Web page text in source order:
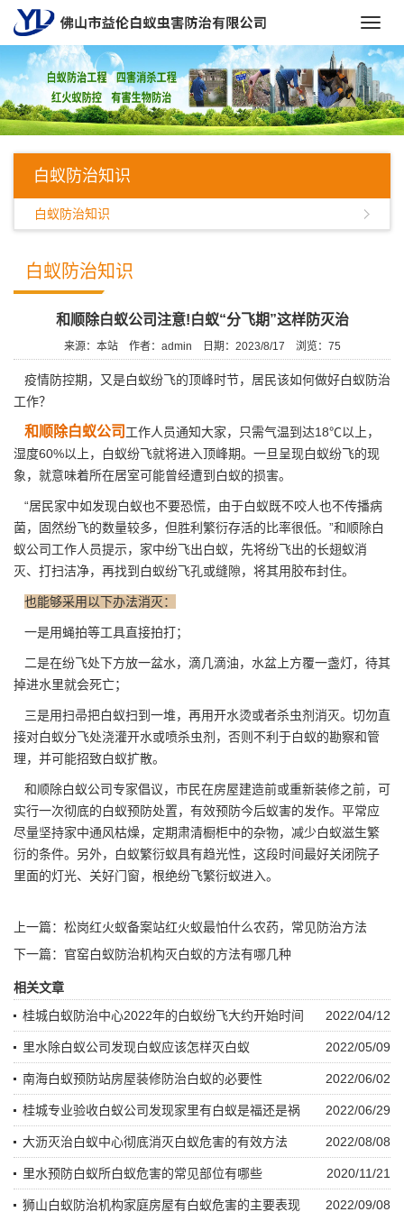
白蚁防治知识
白蚁防治知识
白蚁防治知识
和顺除白蚁公司注意!白蚁“分飞期”这样防灭治
来源：本站 作者：admin 日期：2023/8/17 浏览： 75
疫情防控期，又是白蚁纷飞的顶峰时节，居民该如何做好白蚁防治
工作？
和顺除白蚁公司 工作人员通知大家，只需气温到达18℃以上，
湿度60%以上，白蚁纷飞就将进入顶峰期。一旦呈现白蚁纷飞的现
象，就意味着所在居室可能曾经遭到白蚁的损害。
“居民家中如发现白蚁也不要恐慌，由于白蚁既不咬人也不传播病
菌，固然纷飞的数量较多，但胜利繁衍存活的比率很低。”和顺除白
蚁公司工作人员提示，家中纷飞出白蚁，先将纷飞出的长翅蚁消
灭、打扫洁净，再找到白蚁纷飞孔或缝隙，将其用胶布封住。
也能够采用以下办法消灭：
一是用蝇拍等工具直接拍打；
二是在纷飞处下方放一盆水，滴几滴油，水盆上方覆一盏灯，待其
掉进水里就会死亡；
三是用扫帚把白蚁扫到一堆，再用开水烫或者杀虫剂消灭。切勿直
接对白蚁分飞处浇灌开水或喷杀虫剂，否则不利于白蚁的勘察和管
理，并可能招致白蚁扩散。
和顺除白蚁公司专家倡议，市民在房屋建造前或重新装修之前，可
实行一次彻底的白蚁预防处置，有效预防今后蚁害的发作。平常应
尽量坚持家中通风枯燥，定期肃清橱柜中的杂物，减少白蚁滋生繁
衍的条件。另外，白蚁繁衍蚁具有趋光性，这段时间最好关闭院子
里面的灯光、关好门窗，根绝纷飞繁衍蚁进入。
上一篇： 松岗红火蚁备案站红火蚁最怕什么农药，常见防治方法
下一篇： 官窑白蚁防治机构灭白蚁的方法有哪几种
相关文章
2022/04/12
桂城白蚁防治中心2022年的白蚁纷飞大约开始时间
2022/05/09
里水除白蚁公司发现白蚁应该怎样灭白蚁
2022/06/02
南海白蚁预防站房屋装修防治白蚁的必要性
2022/06/29
桂城专业验收白蚁公司发现家里有白蚁是福还是祸
2022/08/08
大沥灭治白蚁中心彻底消灭白蚁危害的有效方法
2020/11/21
里水预防白蚁所白蚁危害的常见部位有哪些
2022/09/08
狮山白蚁防治机构家庭房屋有白蚁危害的主要表现